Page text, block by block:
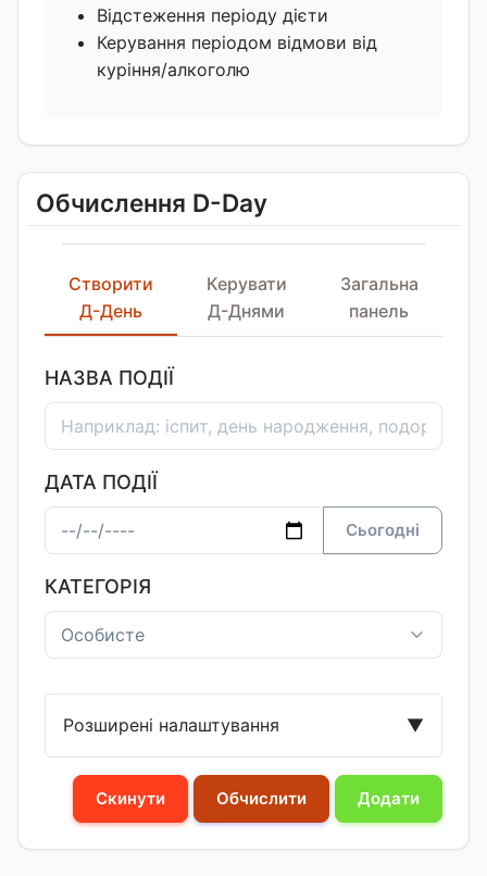
Відстеження періоду дієти
Керування періодом відмови від
куріння/алкоголю
Обчислення D-Day
Створити
Д-День
Керувати
Д-Днями
Загальна
панель
НАЗВА ПОДІЇ
ДАТА ПОДІЇ
Сьогодні
КАТЕГОРІЯ
Розширені налаштування ▼
Скинути Обчислити Додати